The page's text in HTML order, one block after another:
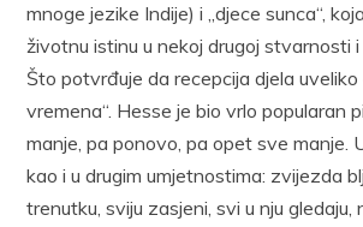
mnoge jezike Indije) i „djece sunca“,
životnu istinu u nekoj drugoj stvarnosti
Što potvrđuje da recepcija djela uveliko
vremena“. Hesse je bio vrlo popularan
manje, pa ponovo, pa opet sve manje.
kao i u drugim umjetnostima: zvijezda
trenutku, sviju zasjeni, svi u nju gledaju,